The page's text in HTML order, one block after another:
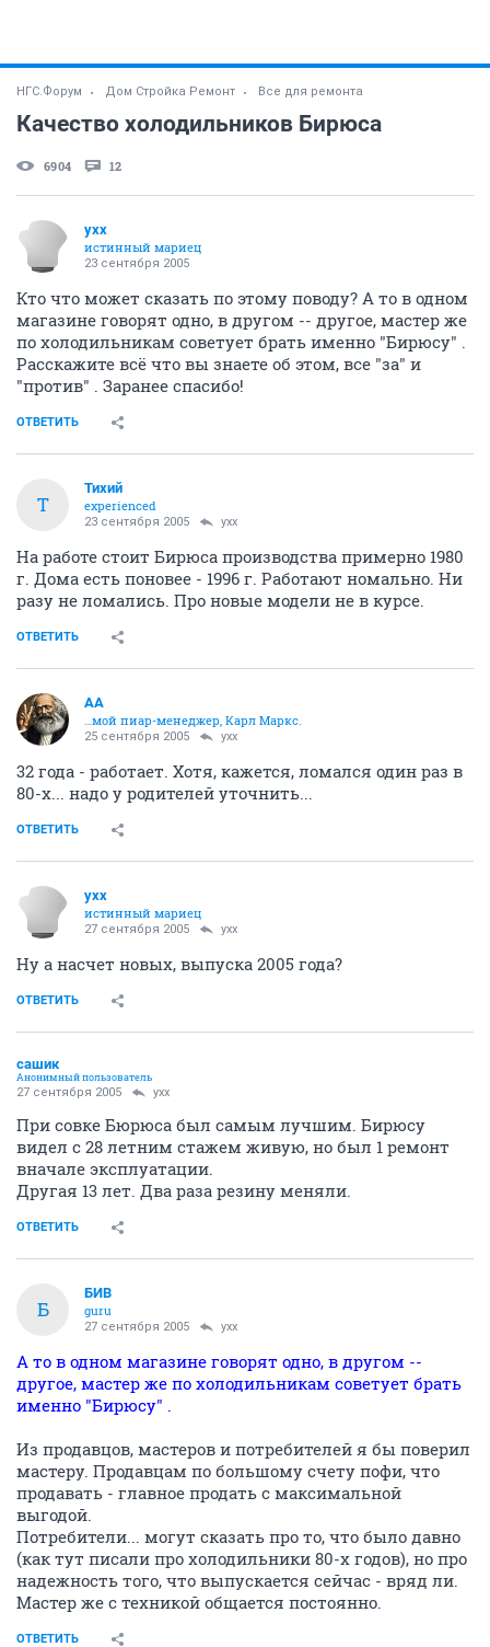
НГС.Форум Дом Стройка Ремонт Все для ремонта
Качество холодильников Бирюса
6904 12
yxx
истинный мариец
23 сентября 2005
Кто что может сказать по этому поводу? А то в одном
магазине говорят одно, в другом -- другое, мастер же
по холодильникам советует брать именно "Бирюсу" .
Расскажите всё что вы знаете об этом, все "за" и
"против" . Заранее спасибо!
ОТВЕТИТЬ
Т
Тихий
experienced
23 сентября 2005 yxx
На работе стоит Бирюса производства примерно 1980
г. Дома есть поновее - 1996 г. Работают номально. Ни
разу не ломались. Про новые модели не в курсе.
ОТВЕТИТЬ
AA
…мой пиар-менеджер, Карл Маркс.
25 сентября 2005 yxx
32 года - работает. Хотя, кажется, ломался один раз в
80-х... надо у родителей уточнить...
ОТВЕТИТЬ
yxx
истинный мариец
27 сентября 2005 yxx
Ну а насчет новых, выпуска 2005 года?
ОТВЕТИТЬ
сашик
Анонимный пользователь
27 сентября 2005 yxx
При совке Бюрюса был самым лучшим. Бирюсу
видел с 28 летним стажем живую, но был 1 ремонт
вначале эксплуатации.
Другая 13 лет. Два раза резину меняли.
ОТВЕТИТЬ
Б
БИВ
guru
27 сентября 2005 yxx
А то в одном магазине говорят одно, в другом --
другое, мастер же по холодильникам советует брать
именно "Бирюсу" .
Из продавцов, мастеров и потребителей я бы поверил
мастеру. Продавцам по большому счету пофи, что
продавать - главное продать с максимальной
выгодой.
Потребители... могут сказать про то, что было давно
(как тут писали про холодильники 80-х годов), но про
надежность того, что выпускается сейчас - вряд ли.
Мастер же с техникой общается постоянно.
ОТВЕТИТЬ